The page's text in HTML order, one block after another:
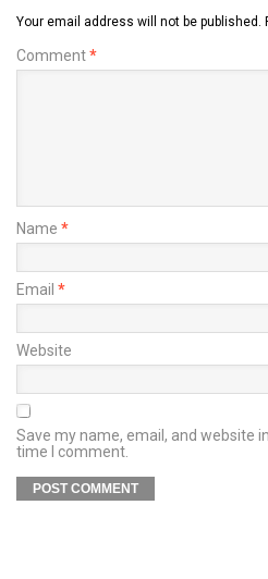
Your email address will not be published.
Comment*
Name *
Email *
Website
Save my name, email, and website
time I comment.